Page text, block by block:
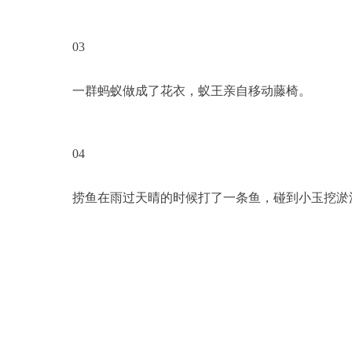
03
一群蚂蚁做成了花衣，蚁王亲自移动藤椅。
04
捞鱼在雨过天晴的时候打了一条鱼，碰到小玉挖淤